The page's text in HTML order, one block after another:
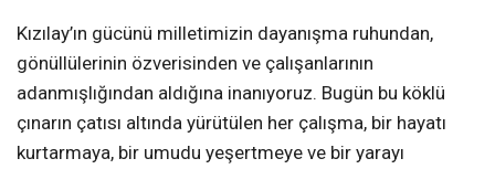
Kızılay’ın gücünü milletimizin dayanışma ruhundan,
gönüllülerinin özverisinden ve çalışanlarının
adanmışlığından aldığına inanıyoruz. Bugün bu köklü
çınarın çatısı altında yürütülen her çalışma, bir hayatı
kurtarmaya, bir umudu yeşertmeye ve bir yarayı